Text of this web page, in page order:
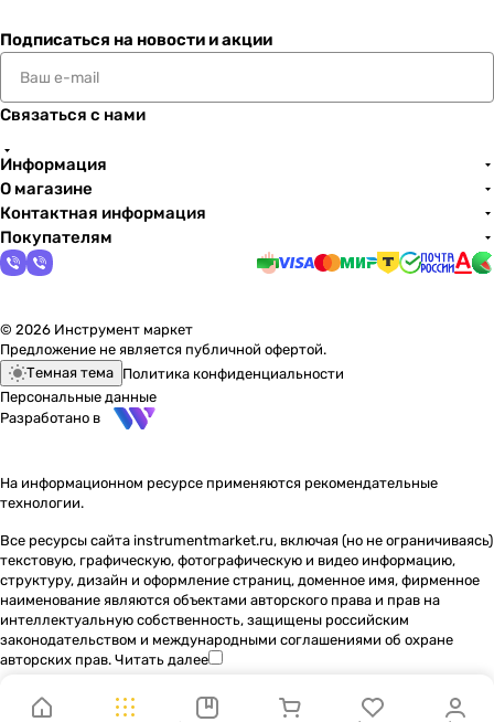
Подписаться на новости и акции
Связаться с нами
Информация
О магазине
Контактная информация
Покупателям
© 2026 Инструмент маркет
Предложение не является публичной офертой.
Темная тема Политика конфиденциальности
Персональные данные
Разработано в
На информационном ресурсе применяются рекомендательные
технологии.
Все ресурсы сайта instrumentmarket.ru, включая (но не ограничиваясь)
текстовую, графическую, фотографическую и видео информацию,
структуру, дизайн и оформление страниц, доменное имя, фирменное
наименование являются объектами авторского права и прав на
интеллектуальную собственность, защищены российским
законодательством и международными соглашениями об охране
авторских прав. Читать далее